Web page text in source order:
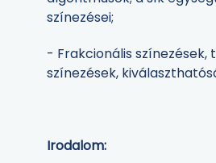
színezései;
- Frakcionális színezések,
színezések,
Irodalom: